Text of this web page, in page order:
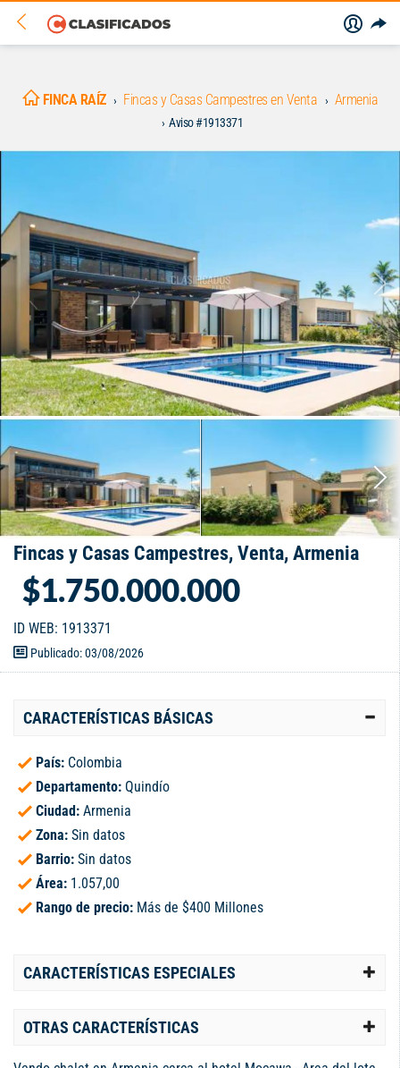
FINCA RAÍZ Fincas y Casas Campestres en Venta Armenia
Aviso #1913371
Fincas y Casas Campestres, Venta, Armenia
$1.750.000.000
ID WEB: 1913371
Publicado: 03/08/2026
CARACTERÍSTICAS BÁSICAS
País: Colombia
Departamento: Quindío
Ciudad: Armenia
Zona: Sin datos
Barrio: Sin datos
Área: 1.057,00
Rango de precio: Más de $400 Millones
CARACTERÍSTICAS ESPECIALES
OTRAS CARACTERÍSTICAS